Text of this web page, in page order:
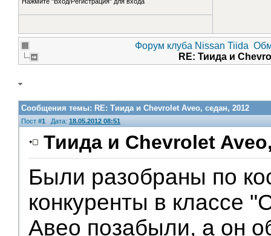
Форум клуба Nissan Tiida
RE: Тиида и
Сообщения темы: RE: Тиида и Chevrolet Aveo, седан, 2012
Пост #1 Дата: 18.05.2012 08:51
Тиида и Chevrolet
Были разобраны по
конкуренты в классе
Авео позабыли, а он